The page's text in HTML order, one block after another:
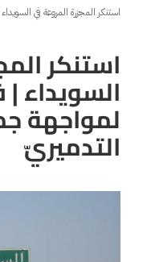
استنكر المجزرة المروعة في
استنكر
السويداء
لمواجهة
التدميريّ